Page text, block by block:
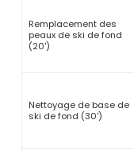
Remplacement des
peaux de ski de fond
(20')
Nettoyage de base de
ski de fond (30')